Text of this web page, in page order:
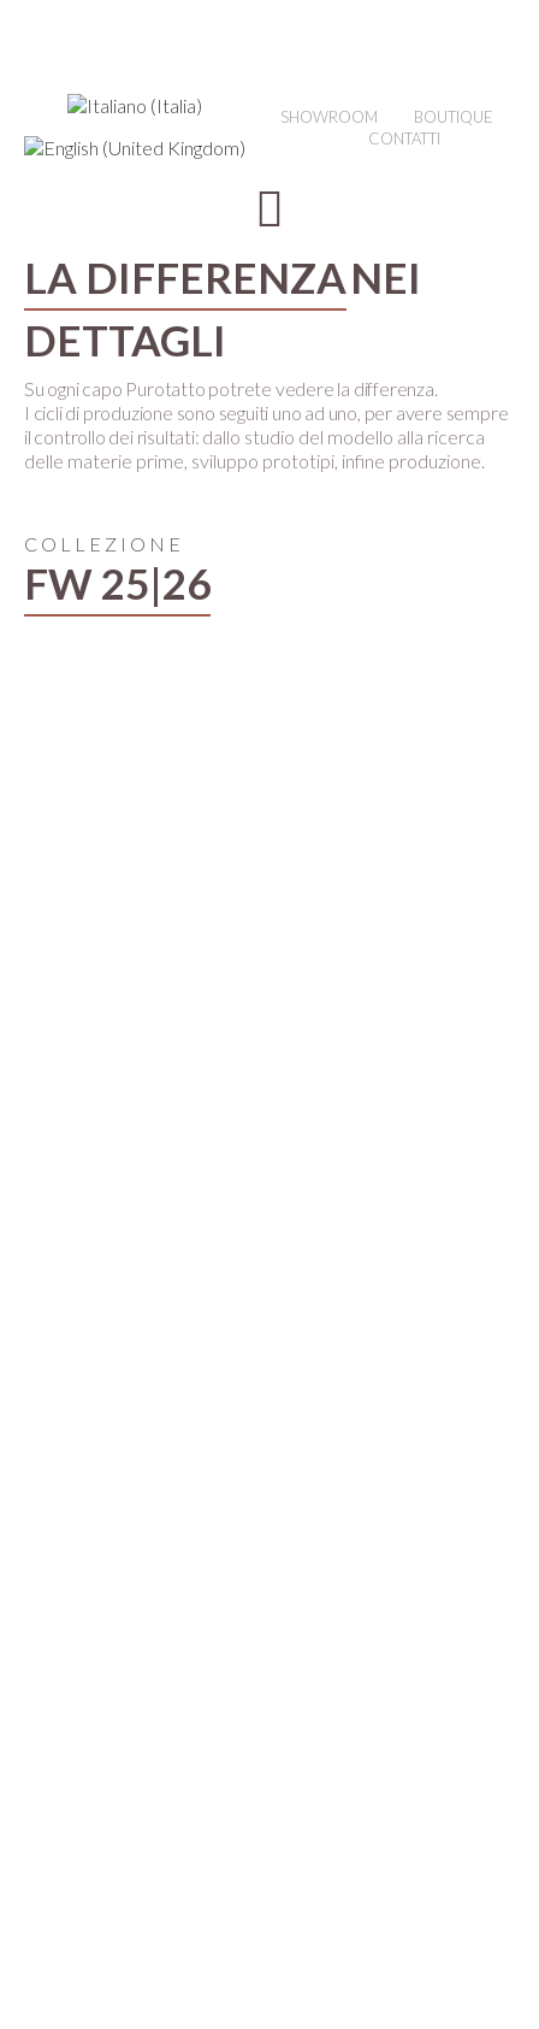
SHOWROOM
BOUTIQUE
CONTATTI
LA DIFFERENZANEI
DETTAGLI
Su ogni capo Purotatto potrete vedere la differenza.
I cicli di produzione sono seguiti uno ad uno, per avere sempre
il controllo dei risultati: dallo studio del modello alla ricerca
delle materie prime, sviluppo prototipi, infine produzione.
COLLEZIONE
FW 25|26